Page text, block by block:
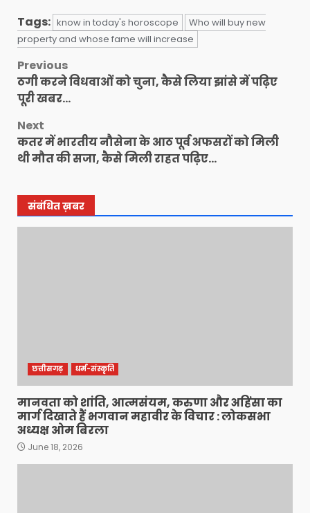
Tags: know in today's horoscope
Who will buy new
property and whose fame will increase
Post
navigation
Previous
ठगी करने विधवाओं को चुना, कैसे लिया झांसे में पढ़िए
पूरी खबर…
Next
कतर में भारतीय नौसेना के आठ पूर्व अफसरों को मिली
थी मौत की सजा, कैसे मिली राहत पढ़िए…
संबंधित ख़बर
छत्तीसगढ़ धर्म-संस्कृति
मानवता को शांति, आत्मसंयम, करुणा और अहिंसा का
मार्ग दिखाते हैं भगवान महावीर के विचार : लोकसभा
अध्यक्ष ओम बिरला
June 18, 2026